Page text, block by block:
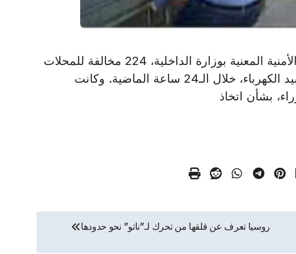
القاهرة في 24 نوفمبر /أ ش أ/ حررت الأجهزة الأمنية المعنية بوزارة الداخلية، 224 مخالفة للمحلات
التي لم تلتزم بقرار مجلس الوزراء بالغلق لترشيد الكهرباء، خلال الـ24 ساعة الماضية. وكانت
بشأن اتخاذ
روسيا تعرف عن قلقها من تحرك لـ”ناتو” نحو حدودها